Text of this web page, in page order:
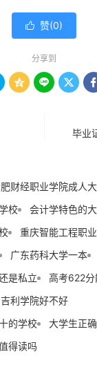
 赞(0)
分享到
   
毕业
财经职业学院成人
校
会计学特色的
重庆智能工程职
广东药科大学一本
是私立
高考622
吉利学院好不好
的学校
大学生正
得读吗